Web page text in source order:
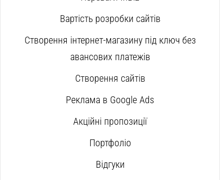
Вартість розробки сайтів
Створення інтернет-магазину під ключ без
авансових платежів
Створення сайтів
Реклама в Google Ads
Акційні пропозиції
Портфоліо
Відгуки